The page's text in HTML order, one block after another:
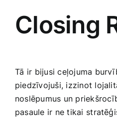
Closing
Tā ir ⁣bijusi ceļojuma
piedzīvojuši, izzinot
noslēpumus‌ un
pasaule ir ne tikai